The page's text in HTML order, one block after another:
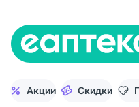
Акции Скидки